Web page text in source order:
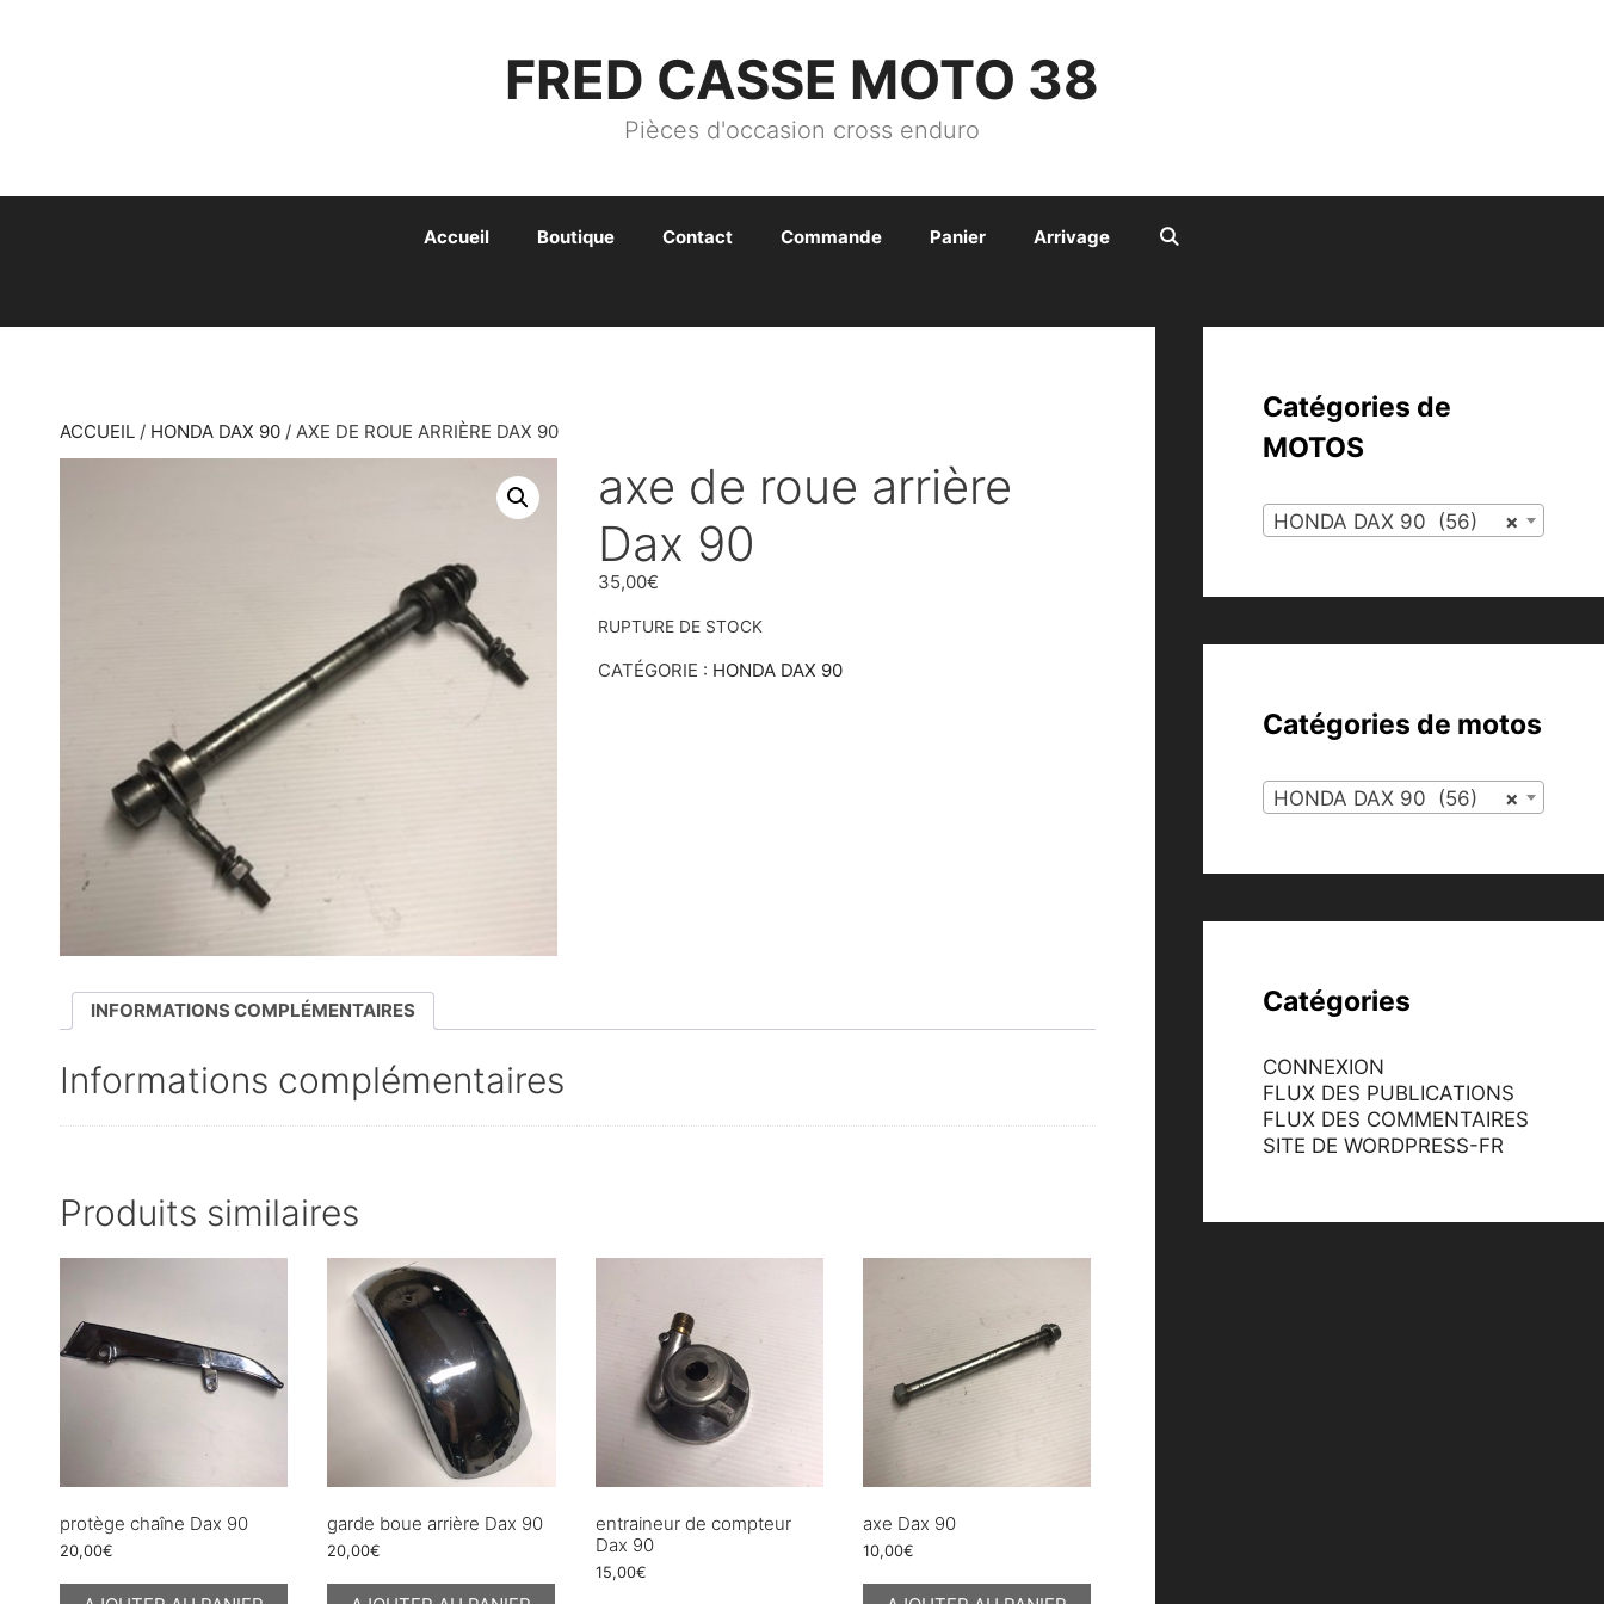
FRED CASSE MOTO 38
Pièces d'occasion cross enduro
Accueil Boutique Contact Commande Panier Arrivage
ACCUEIL / HONDA DAX 90 / AXE DE ROUE ARRIÈRE DAX 90
axe de roue arrière
Dax 90
35,00€
RUPTURE DE STOCK
CATÉGORIE : HONDA DAX 90
INFORMATIONS COMPLÉMENTAIRES
Informations complémentaires
Produits similaires
protège chaîne Dax 90
20,00€
garde boue arrière Dax 90
20,00€
entraineur de compteur
Dax 90
15,00€
axe Dax 90
10,00€
Catégories de
MOTOS
×
HONDA DAX 90 (56)
Catégories de motos
×
HONDA DAX 90 (56)
Catégories
CONNEXION
FLUX DES PUBLICATIONS
FLUX DES COMMENTAIRES
SITE DE WORDPRESS-FR